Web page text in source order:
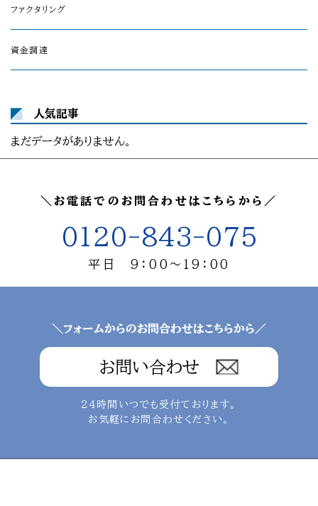
ファクタリング
資金調達
人気記事
まだデータがありません。
＼お電話でのお問合わせはこちらから／
0120-843-075
平日 9：00～19：00
＼フォームからのお問合わせはこちらから／
お問い合わせ
24時間いつでも受付ております。
お気軽にお問合わせください。